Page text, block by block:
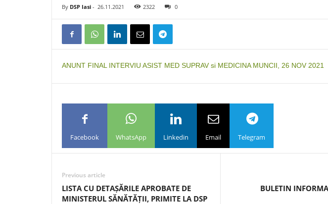
By DSP Iasi - 26.11.2021 2322 0
ANUNT FINAL INTERVIU ASIST MED SUPRAV si MEDICINA MUNCII, 26 NOV 2021
Facebook WhatsApp Linkedin Email Telegram
Previous article
LISTA CU DETAȘĂRILE APROBATE DE
MINISTERUL SĂNĂTĂȚII, PRIMITE LA DSP
BULETIN